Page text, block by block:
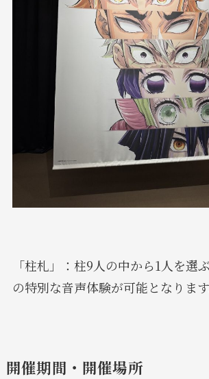
「柱札」：柱9人の中から1人を選
の特別な音声体験が可能となります
開催期間・開催場所